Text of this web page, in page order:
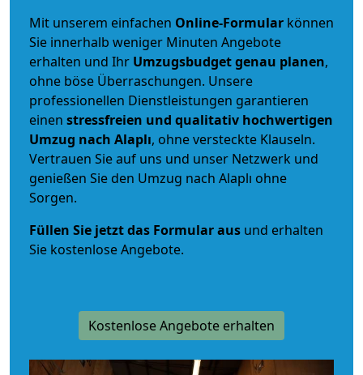
Mit unserem einfachen Online-Formular können
Sie innerhalb weniger Minuten Angebote
erhalten und Ihr Umzugsbudgetgenau planen,
ohne böse Überraschungen. Unsere
professionellen Dienstleistungen garantieren
einen stressfreien und qualitativ hochwertigen
Umzug nach Alaplı, ohne versteckte Klauseln.
Vertrauen Sie auf uns und unser Netzwerk und
genießen Sie den Umzug nach Alaplı ohne
Sorgen.
Füllen Sie jetzt das Formular aus und erhalten
Sie kostenlose Angebote.
Kostenlose Angebote erhalten